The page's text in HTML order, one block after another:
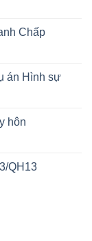
Chấp
án Hình sự
hôn
QH13